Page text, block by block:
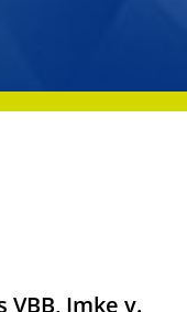
Imke v.